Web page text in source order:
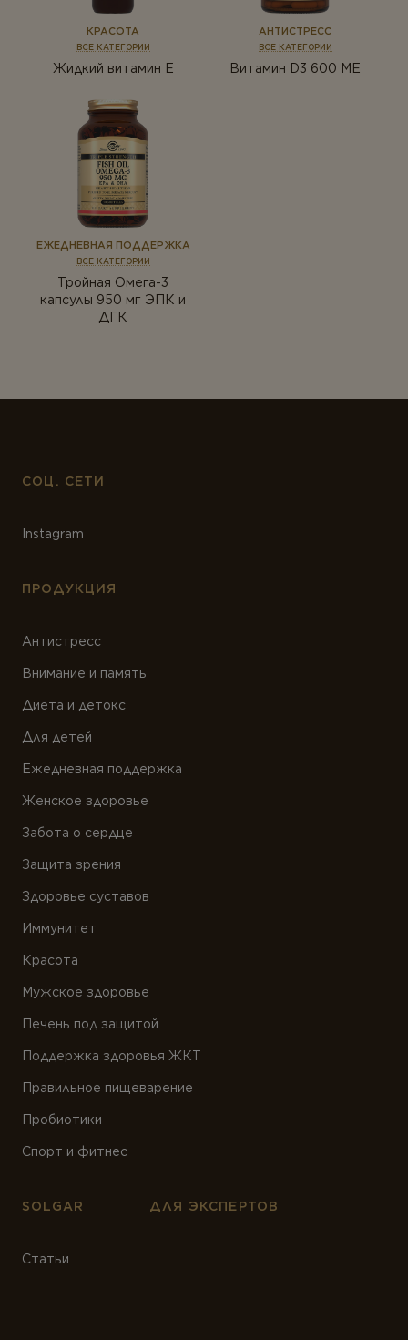
КРАСОТА
ВСЕ КАТЕГОРИИ
Жидкий витамин Е
АНТИСТРЕСС
ВСЕ КАТЕГОРИИ
Витамин D3 600 ME
ЕЖЕДНЕВНАЯ ПОДДЕРЖКА
ВСЕ КАТЕГОРИИ
Тройная Омега-3
капсулы 950 мг ЭПК и
ДГК
СОЦ. СЕТИ
Instagram
ПРОДУКЦИЯ
Антистресс
Внимание и память
Диета и детокс
Для детей
Ежедневная поддержка
Женское здоровье
Забота о сердце
Защита зрения
Здоровье суставов
Иммунитет
Красота
Мужское здоровье
Печень под защитой
Поддержка здоровья ЖКТ
Правильное пищеварение
Пробиотики
Спорт и фитнес
SOLGAR
Статьи
ДЛЯ ЭКСПЕРТОВ